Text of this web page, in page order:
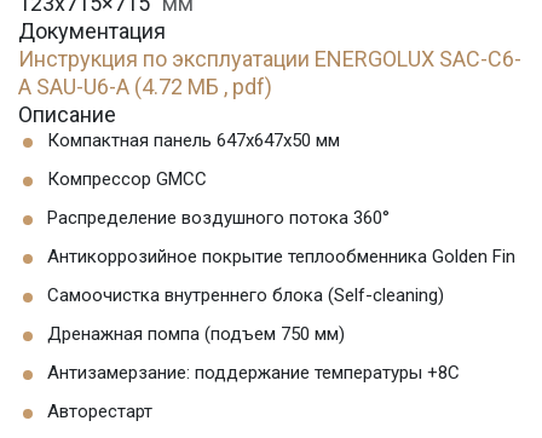
Документация
Инструкция по эксплуатации ENERGOLUX SAC-C6-
A SAU-U6-A (4.72 МБ , pdf)
Описание
Компактная панель 647x647x50 мм
Компрессор GMCC
Распределение воздушного потока 360°
Антикоррозийное покрытие теплообменника Golden Fin
Самоочистка внутреннего блока (Self-cleaning)
Дренажная помпа (подъем 750 мм)
Антизамерзание: поддержание температуры +8С
Авторестарт